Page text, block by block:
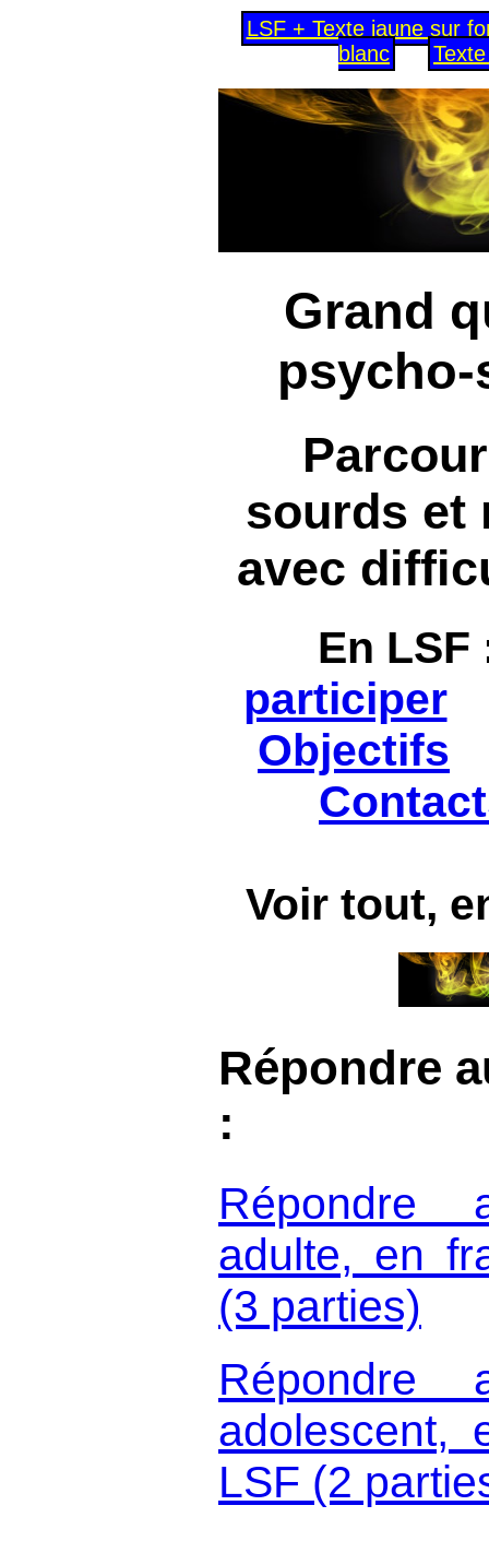
LSF + Texte jaune sur
blanc
Grand
sourds et
avec
En
participer
Objectifs
Voir tout,
Répondre
:
Répondre
adulte, en
(3 parties)
Répondre
adolescent,
LSF (2